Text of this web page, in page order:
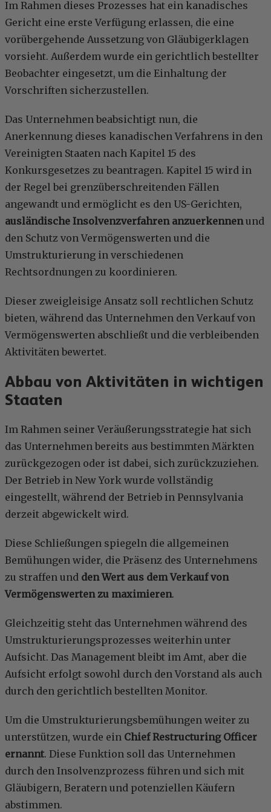
Im Rahmen dieses Prozesses hat ein kanadisches
Gericht eine erste Verfügung erlassen, die eine
vorübergehende Aussetzung von Gläubigerklagen
vorsieht. Außerdem wurde ein gerichtlich bestellter
Beobachter eingesetzt, um die Einhaltung der
Vorschriften sicherzustellen.
Das Unternehmen beabsichtigt nun, die
Anerkennung dieses kanadischen Verfahrens in den
Vereinigten Staaten nach Kapitel 15 des
Konkursgesetzes zu beantragen. Kapitel 15 wird in
der Regel bei grenzüberschreitenden Fällen
angewandt und ermöglicht es den US-Gerichten,
ausländische Insolvenzverfahren anzuerkennenund
den Schutz von Vermögenswerten und die
Umstrukturierung in verschiedenen
Rechtsordnungen zu koordinieren.
Dieser zweigleisige Ansatz soll rechtlichen Schutz
bieten, während das Unternehmen den Verkauf von
Vermögenswerten abschließt und die verbleibenden
Aktivitäten bewertet.
Abbau von Aktivitäten in wichtigen
Staaten
Im Rahmen seiner Veräußerungsstrategie hat sich
das Unternehmen bereits aus bestimmten Märkten
zurückgezogen oder ist dabei, sich zurückzuziehen.
Der Betrieb in New York wurde vollständig
eingestellt, während der Betrieb in Pennsylvania
derzeit abgewickelt wird.
Diese Schließungen spiegeln die allgemeinen
Bemühungen wider, die Präsenz des Unternehmens
zu straffen und den Wert aus dem Verkauf von
Vermögenswerten zu maximieren.
Gleichzeitig steht das Unternehmen während des
Umstrukturierungsprozesses weiterhin unter
Aufsicht. Das Management bleibt im Amt, aber die
Aufsicht erfolgt sowohl durch den Vorstand als auch
durch den gerichtlich bestellten Monitor.
Um die Umstrukturierungsbemühungen weiter zu
unterstützen, wurde ein Chief Restructuring Officer
ernannt. Diese Funktion soll das Unternehmen
durch den Insolvenzprozess führen und sich mit
Gläubigern, Beratern und potenziellen Käufern
abstimmen.